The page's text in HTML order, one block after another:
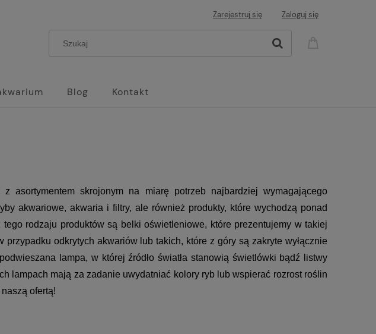
Zarejestruj się Zaloguj się
Blog Kontakt
z asortymentem skrojonym na miarę potrzeb najbardziej wymagającego
akwariowe, akwaria i filtry, ale również produkty, które wychodzą ponad
rodzaju produktów są belki oświetleniowe, które prezentujemy w takiej
odkrytych akwariów lub takich, które z góry są zakryte wyłącznie
lampa, w której źródło światła stanowią świetlówki bądź listwy
lampach mają za zadanie uwydatniać kolory ryb lub wspierać rozrost roślin
ofertą!